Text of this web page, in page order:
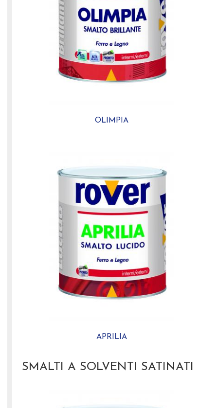
OLIMPIA
APRILIA
SMALTI A SOLVENTI SATINATI